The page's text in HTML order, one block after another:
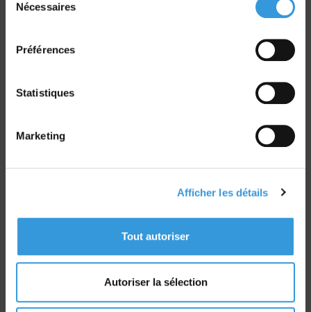
Nécessaires
Préférences
Statistiques
Marketing
Afficher les détails
Tout autoriser
Autoriser la sélection
CB - Virement - Chèque
Groupe CNPP
Route de la Chapelle Réanville
CD 64 - CS22265
www.cnpp.com